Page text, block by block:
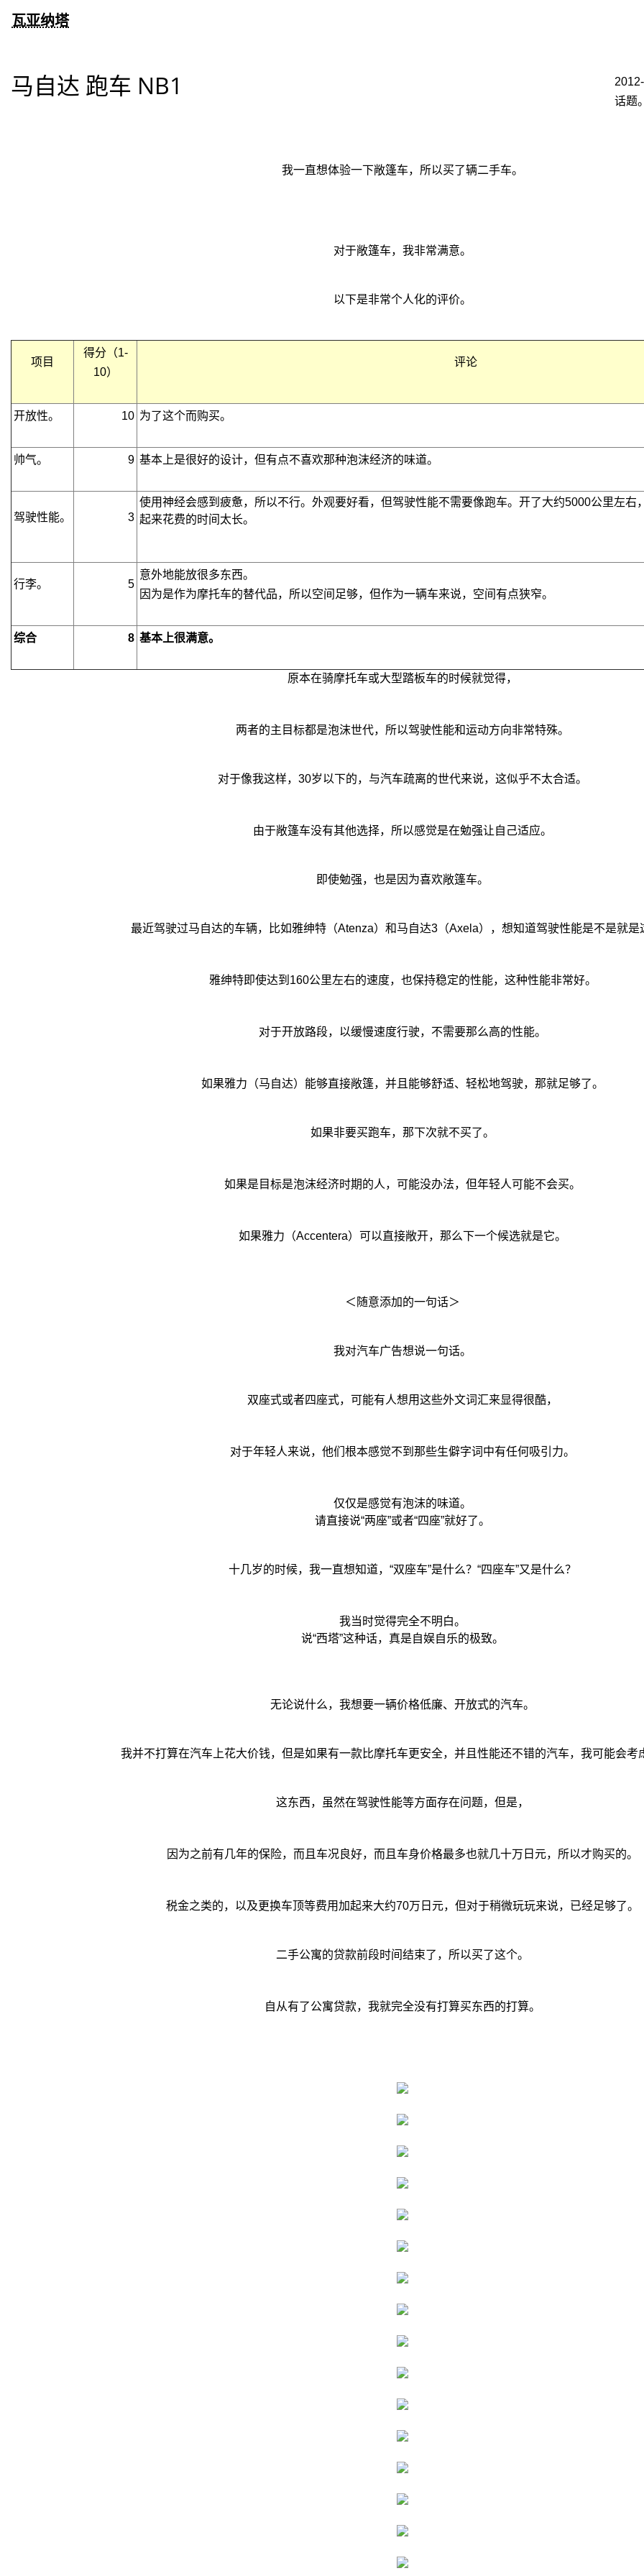
瓦亚纳塔
马自达 跑车 NB1
话题
我一直想体验一下敞篷车，所以买了辆二手车。
对于敞篷车，我非常满意。
以下是非常个人化的评价。
项目
得分（1-
10）
评论
开放性。 10 为了这个而购买。
帅气。 9 基本上是很好的设计，但有点不喜欢那种泡沫经济的味道。
驾驶性能。 3
使用神经会感到疲惫，所以不行。外观要好看，但驾驶性能不需要像跑车。开了大约5000公里左右
起来花费的时间太长。
行李。 5
意外地能放很多东西。
因为是作为摩托车的替代品，所以空间足够，但作为一辆车来说，空间有点狭窄。
综合 8 基本上很满意。
原本在骑摩托车或大型踏板车的时候就觉得，
两者的主目标都是泡沫世代，所以驾驶性能和运动方向非常特殊。
对于像我这样，30岁以下的，与汽车疏离的世代来说，这似乎不太合适。
由于敞篷车没有其他选择，所以感觉是在勉强让自己适应。
即使勉强，也是因为喜欢敞篷车。
最近驾驶过马自达的车辆，比如雅绅特（Atenza）和马自达3（Axela），想知道驾驶性能是不是就是
雅绅特即使达到160公里左右的速度，也保持稳定的性能，这种性能非常好。
对于开放路段，以缓慢速度行驶，不需要那么高的性能。
如果雅力（马自达）能够直接敞篷，并且能够舒适、轻松地驾驶，那就足够了。
如果非要买跑车，那下次就不买了。
如果是目标是泡沫经济时期的人，可能没办法，但年轻人可能不会买。
如果雅力（Accentera）可以直接敞开，那么下一个候选就是它。
＜随意添加的一句话＞
我对汽车广告想说一句话。
双座式或者四座式，可能有人想用这些外文词汇来显得很酷，
对于年轻人来说，他们根本感觉不到那些生僻字词中有任何吸引力。
仅仅是感觉有泡沫的味道。
请直接说“两座”或者“四座”就好了。
十几岁的时候，我一直想知道，“双座车”是什么？“四座车”又是什么？
我当时觉得完全不明白。
说“西塔”这种话，真是自娱自乐的极致。
无论说什么，我想要一辆价格低廉、开放式的汽车。
我并不打算在汽车上花大价钱，但是如果有一款比摩托车更安全，并且性能还不错的汽车，我可能会考
这东西，虽然在驾驶性能等方面存在问题，但是，
因为之前有几年的保险，而且车况良好，而且车身价格最多也就几十万日元，所以才购买的。
税金之类的，以及更换车顶等费用加起来大约70万日元，但对于稍微玩玩来说，已经足够了。
二手公寓的贷款前段时间结束了，所以买了这个。
自从有了公寓贷款，我就完全没有打算买东西的打算。